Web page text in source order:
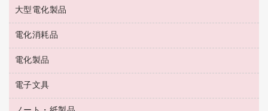
園芸用品
ペット用品
殺虫剤
飲食用消耗品
ハンドソープ・石鹸
トイレ用品
大型シュレッダー（共配）
レーザーポインター
ラミネートフィルム
ラミネータ
タイムレコーダー
大型電化製品
冷蔵庫・キッチン・調理家電
テレビ・ＡＶ機器
電化消耗品
電球・蛍光灯
乾電池・充電池
フィルム・カメラ用品
電化製品
掃除機・クリーナー
空調・季節家電
電子文具